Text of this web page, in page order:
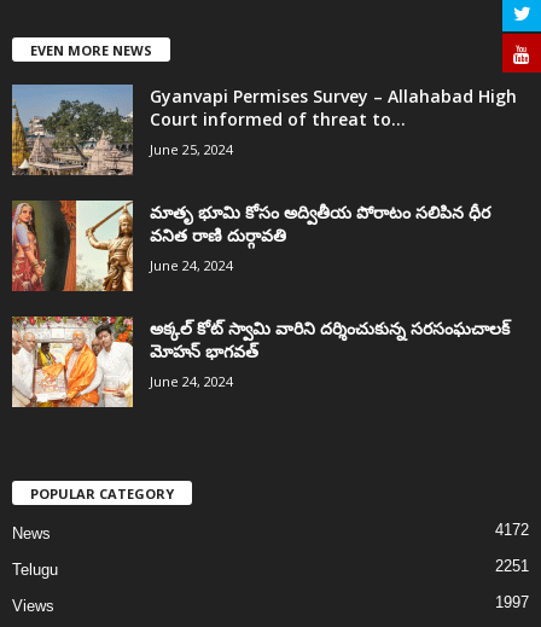
EVEN MORE NEWS
Gyanvapi Permises Survey – Allahabad High
Court informed of threat to...
June 25, 2024
మాతృ భూమి కోసం అద్వితీయ పోరాటం సలిపిన ధీర
వనిత రాణి దుర్గావతి
June 24, 2024
అక్కల్‌ కోట్‌ స్వామి వారిని దర్శించుకున్న సరసంఘచాలక్
మోహన్ భాగవత్
June 24, 2024
POPULAR CATEGORY
News 4172
Telugu 2251
Views 1997